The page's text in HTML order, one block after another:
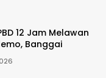
12 Jam Melawan
Banggai